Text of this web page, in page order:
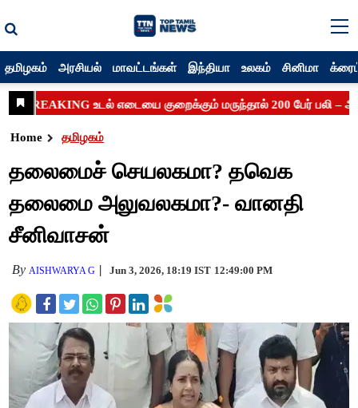
தமிழகம் அரசியல் மாவட்டங்கள் இந்தியா உலகம் சினிமா
Home தமிழகம்
தலைமைச் செயலகமா? தவெக
தலைமை அலுவலகமா?- வானதி
சீனிவாசன்
By AISHWARYA G Jun 3, 2026, 18:19 IST 12:49:00 PM